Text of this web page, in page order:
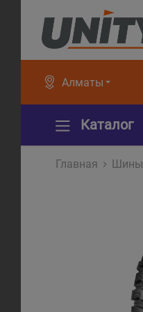
Алматы
Каталог
Главная Шины